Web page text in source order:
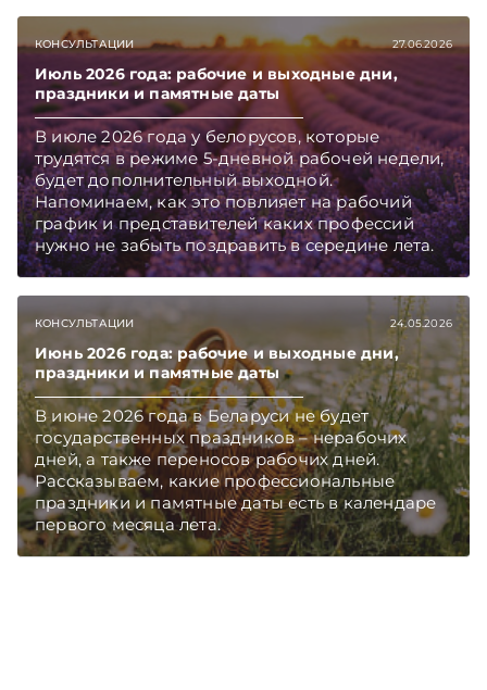
КОНСУЛЬТАЦИИ 27.06.2026
Июль 2026 года: рабочие и выходные дни,
праздники и памятные даты
В июле 2026 года у белорусов, которые
трудятся в режиме 5-дневной рабочей недели,
будет дополнительный выходной.
Напоминаем, как это повлияет на рабочий
график и представителей каких профессий
нужно не забыть поздравить в середине лета.
КОНСУЛЬТАЦИИ 24.05.2026
Июнь 2026 года: рабочие и выходные дни,
праздники и памятные даты
В июне 2026 года в Беларуси не будет
государственных праздников – нерабочих
дней, а также переносов рабочих дней.
Рассказываем, какие профессиональные
праздники и памятные даты есть в календаре
первого месяца лета.